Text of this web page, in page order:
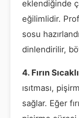
eklendiğinde
eğilimlidir.
sosu
dinlendirilir,
4. Fırın
ısıtması,
sağlar. Eğer